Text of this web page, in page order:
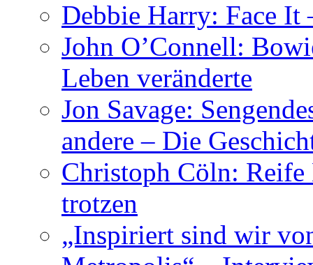
Debbie Harry: Face
John O’Connell:
Leben veränderte
Jon Savage:
andere – Die
Christoph Cöln:
trotzen
„Inspiriert sind wir